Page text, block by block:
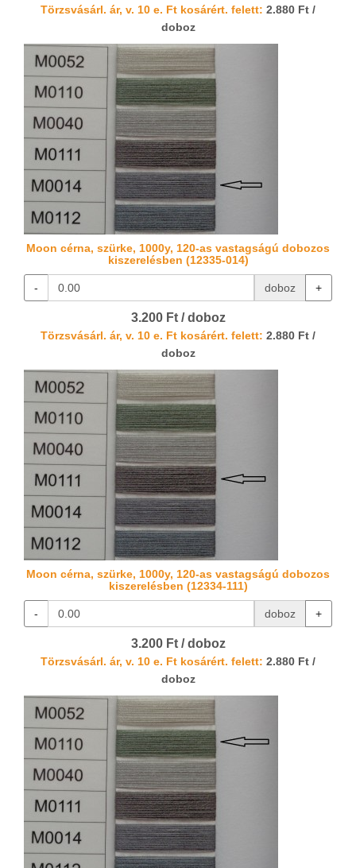
Törzsvásárl. ár, v. 10 e. Ft kosárért. felett: 2.880 Ft /
doboz
Moon cérna, szürke, 1000y, 120-as vastagságú dobozos
kiszerelésben (12335-014)
- doboz +
3.200 Ft / doboz
Törzsvásárl. ár, v. 10 e. Ft kosárért. felett: 2.880 Ft /
doboz
Moon cérna, szürke, 1000y, 120-as vastagságú dobozos
kiszerelésben (12334-111)
- doboz +
3.200 Ft / doboz
Törzsvásárl. ár, v. 10 e. Ft kosárért. felett: 2.880 Ft /
doboz